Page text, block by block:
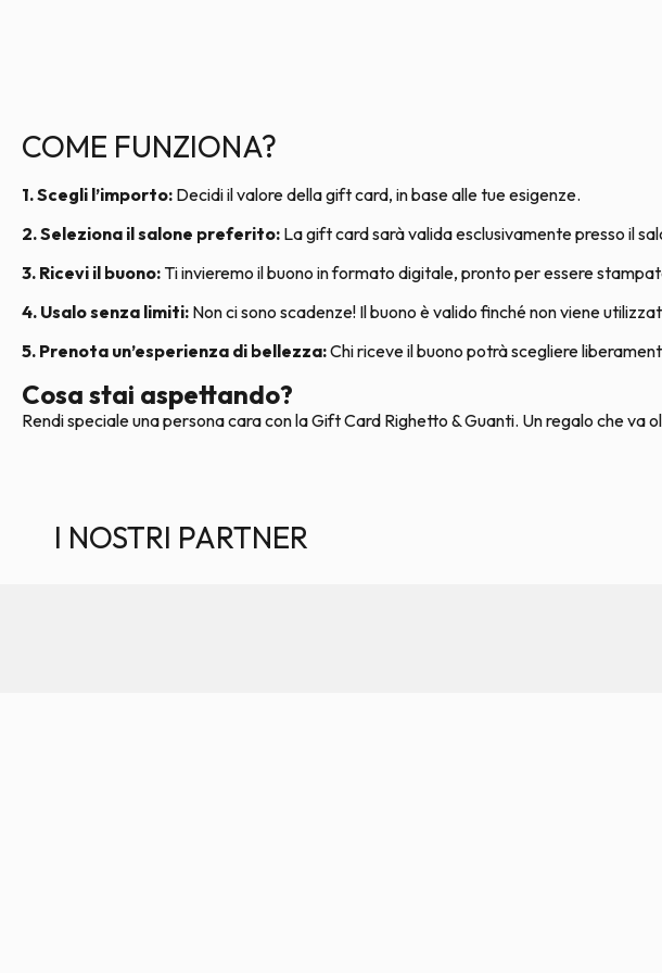
COME FUNZIONA?
1. Scegli l’importo: Decidi il valore della gift card, in base alle tue esigenze.
2. Seleziona il salone preferito: La gift card sarà valida esclusivamente presso il
3. Ricevi il buono: Ti invieremo il buono in formato digitale, pronto per essere
4. Usalo senza limiti: Non ci sono scadenze! Il buono è valido finché non viene
5. Prenota un’esperienza di bellezza:Chi riceve il buono potrà scegliere
Cosa stai aspettando?
Rendi speciale una persona cara con la Gift Card Righetto & Guanti. Un regalo che va
I NOSTRI PARTNER